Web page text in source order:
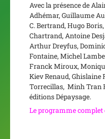
Avec la présence de
Adhémar, Guillaume
C. Bertrand, Hugo
Chartrand, Antoine
Arthur Dreyfus,
Fontaine, Michel
Franck Miroux,
Kiev Renaud, Ghislaine
Torrecillas, Minh Tran
éditions Dépaysage.
Le programme